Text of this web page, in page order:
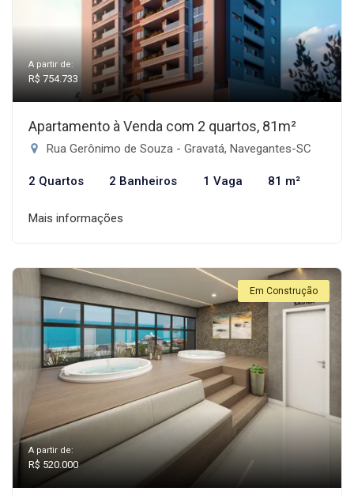
A partir de:
R$ 754.733
Apartamento à Venda com 2 quartos, 81m²
Rua Gerônimo de Souza - Gravatá, Navegantes-SC
2 Quartos 2 Banheiros 1 Vaga 81 m²
Mais informações
Em Construção
A partir de:
R$ 520.000